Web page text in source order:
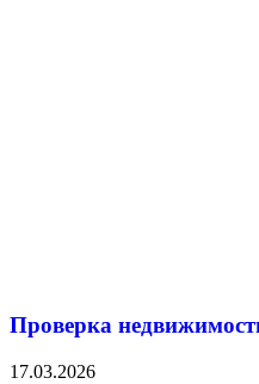
Проверка
17.03.2026